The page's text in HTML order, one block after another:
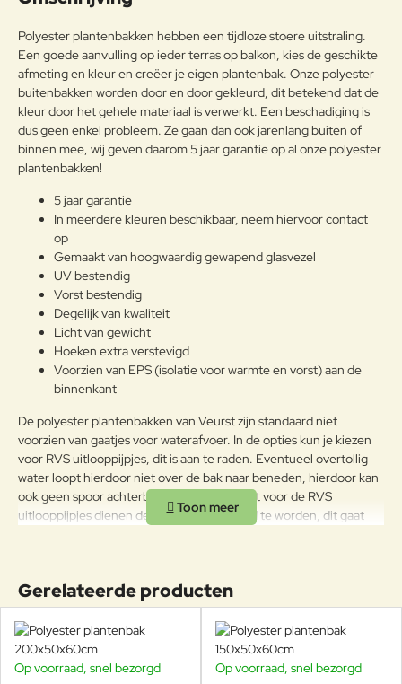
g:
Note:HTML-code wordt niet vertaald!
Waardering:
g:
Slecht
Verder
Polyester plantenbakken hebben een tijdloze stoere uitstraling.
Een goede aanvulling op ieder terras op balkon, kies de geschikte
afmeting en kleur en creëer je eigen plantenbak. Onze polyester
buitenbakken worden door en door gekleurd, dit betekend dat de
kleur door het gehele materiaal is verwerkt. Een beschadiging is
dus geen enkel probleem. Ze gaan dan ook jarenlang buiten of
binnen mee, wij geven daarom 5 jaar garantie op al onze polyester
plantenbakken!
5 jaar garantie
In meerdere kleuren beschikbaar, neem hiervoor contact
op
Gemaakt van hoogwaardig gewapend glasvezel
UV bestendig
Vorst bestendig
Degelijk van kwaliteit
Licht van gewicht
Hoeken extra verstevigd
Voorzien van EPS (isolatie voor warmte en vorst) aan de
binnenkant
De polyester plantenbakken van Veurst zijn standaard niet
voorzien van gaatjes voor waterafvoer. In de opties kun je kiezen
voor RVS uitlooppijpjes, dit is aan te raden. Eventueel overtollig
water loopt hierdoor niet over de bak naar beneden, hierdoor kan
ook geen spoor achterblijven. Indien je kiest voor de RVS
uitlooppijpjes dienen deze zelf gemonteerd te worden, dit gaat
LET OP! DIT PRODUCT KAN NIET GERETOURNEERD
WORDEN.
Gerelateerde producten
Op voorraad, snel bezorgd Op voorraad, snel bezorgd